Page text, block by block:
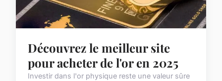
Découvrez le meilleur site
pour acheter de l'or en 2025
Investir dans l'or physique reste une valeur sûre